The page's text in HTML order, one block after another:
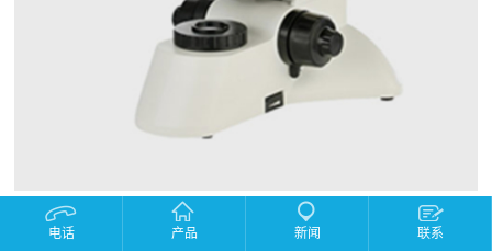
产品描述：
电话 产品 新闻 联系